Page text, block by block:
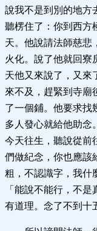
說我不是到別的地方
聽楞住了：你到西方
天。他說請法師慈悲
火化。說了他就回寮
天他又來說了，又來
來不及，趕緊到寺廟
了一個鋪。他要求找
多人發心就給他助念
今天往生，聽說從前
們做紀念，你也應該
粗，不認識字，我什
「能說不能行，不
有道理。念了不到十